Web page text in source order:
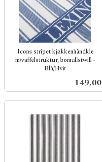
Icons stripet kjøkkenhåndkle
m/vaffelstruktur, bomullstwill -
Blå/Hvit
Pris
149,00